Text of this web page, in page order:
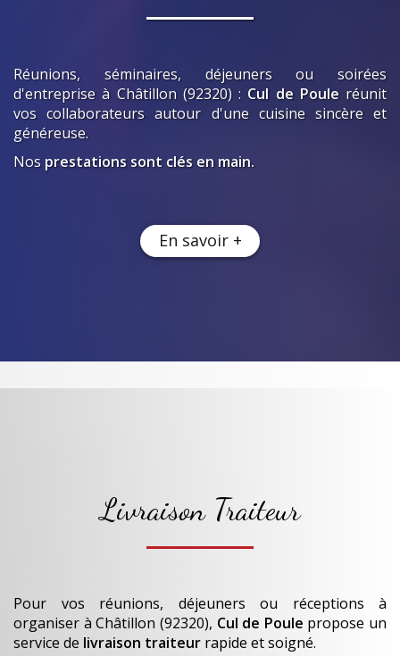
Réunions, séminaires, déjeuners ou soirées
d'entrepriseà Châtillon (92320): Cul de Poule réunit
vos collaborateurs autour d'une cuisine sincère et
généreuse.
Nos prestations sont clés en main.
En savoir +
Livraison Traiteur
Pour vos réunions, déjeuners ou réceptions à
organiser à Châtillon (92320), Cul de Poule propose un
service de livraison traiteur rapide et soigné.